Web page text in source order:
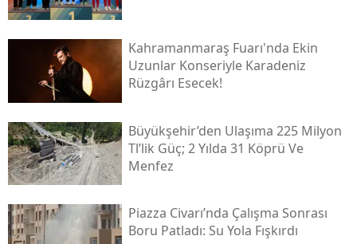
Kahramanmaraş Fuarı'nda Ekin
Uzunlar Konseriyle Karadeniz
Rüzgârı Esecek!
Büyükşehir’den Ulaşıma 225 Milyon
Tl’lik Güç; 2 Yılda 31 Köprü Ve
Menfez
Piazza Civarı’nda Çalışma Sonrası
Boru Patladı: Su Yola Fışkırdı